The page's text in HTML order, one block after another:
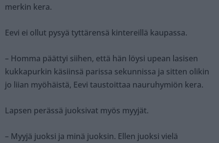
merkin kera.
Eevi ei ollut pysyä tyttärensä kintereillä kaupassa.
– Homma päättyi siihen, että hän löysi upean lasisen
kukkapurkin käsiinsä parissa sekunnissa ja sitten olikin
jo liian myöhäistä, Eevi taustoittaa nauruhymiön kera.
Lapsen perässä juoksivat myös myyjät.
– Myyjä juoksi ja minä juoksin. Ellen juoksi vielä